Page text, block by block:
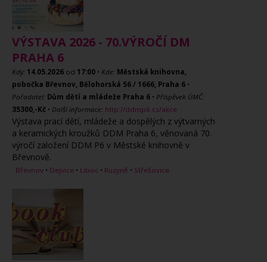
VÝSTAVA 2026 - 70.VÝROČÍ DM
PRAHA 6
Kdy: 14.05.2026 od 17:00 • Kde: Městská knihovna,
pobočka Břevnov, Bělohorská 56 / 1666, Praha 6 •
Pořadatel: Dům dětí a mládeže Praha 6 • Příspěvek ÚMČ:
35300,-Kč • Další informace: http://ddmp6.cz/akce
Výstava prací dětí, mládeže a dospělých z výtvarných
a keramických kroužků DDM Praha 6, věnovaná 70.
výročí založení DDM P6 v Městské knihovně v
Břevnově.
Břevnov • Dejvice • Liboc • Ruzyně • Střešovice